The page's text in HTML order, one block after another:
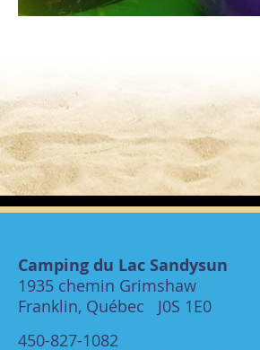
Camping du Lac Sandysun
1935 chemin Grimshaw
Franklin, Québec J0S 1E0
450-827-1082